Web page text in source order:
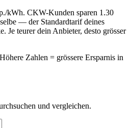
kWh. CKW-Kunden sparen 1.30
— der Standardtarif deines
Je teurer dein Anbieter, desto grösser
Zahlen = grössere Ersparnis in
und vergleichen.